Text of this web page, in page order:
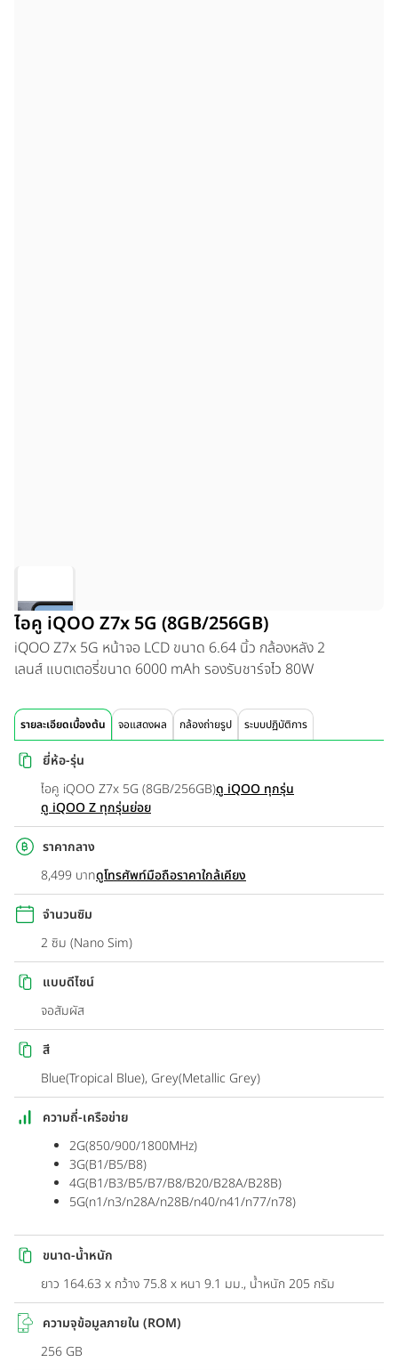
ไอคู iQOO Z7x 5G (8GB/256GB)
iQOO Z7x 5G หน้าจอ LCD ขนาด 6.64 นิ้ว กล้องหลัง 2
เลนส์ แบตเตอรี่ขนาด 6000 mAh รองรับชาร์จไว 80W
รายละเอียดเบื้องต้น จอแสดงผล กล้องถ่ายรูป ระบบปฏิบัติการ
ยี่ห้อ-รุ่น
ไอคู iQOO Z7x 5G (8GB/256GB)ดู iQOO ทุกรุ่น
ดู iQOO Z ทุกรุ่นย่อย
ราคากลาง
8,499 บาทดูโทรศัพท์มือถือราคาใกล้เคียง
จำนวนซิม
2 ซิม (Nano Sim)
แบบดีไซน์
จอสัมผัส
สี
Blue(Tropical Blue), Grey(Metallic Grey)
ความถี่-เครือข่าย
2G(850/900/1800MHz)
3G(B1/B5/B8)
4G(B1/B3/B5/B7/B8/B20/B28A/B28B)
5G(n1/n3/n28A/n28B/n40/n41/n77/n78)
ขนาด-น้ำหนัก
ยาว 164.63 x กว้าง 75.8 x หนา 9.1 มม., น้ำหนัก 205 กรัม
ความจุข้อมูลภายใน (ROM)
256 GB